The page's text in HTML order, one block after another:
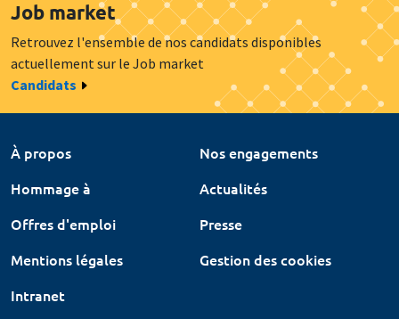
Job market
Retrouvez l'ensemble de nos candidats disponibles
actuellement sur le Job market
Candidats
À propos
Nos engagements
Hommage à
Actualités
Offres d'emploi
Presse
Mentions légales
Gestion des cookies
Intranet